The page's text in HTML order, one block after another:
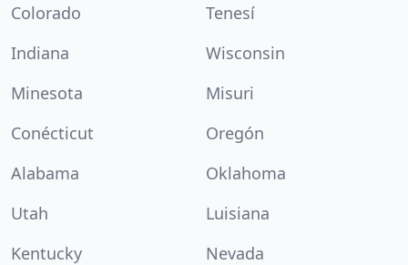
Colorado
Tenesí
Indiana
Wisconsin
Minesota
Misuri
Conécticut
Oregón
Alabama
Oklahoma
Utah
Luisiana
Kentucky
Nevada